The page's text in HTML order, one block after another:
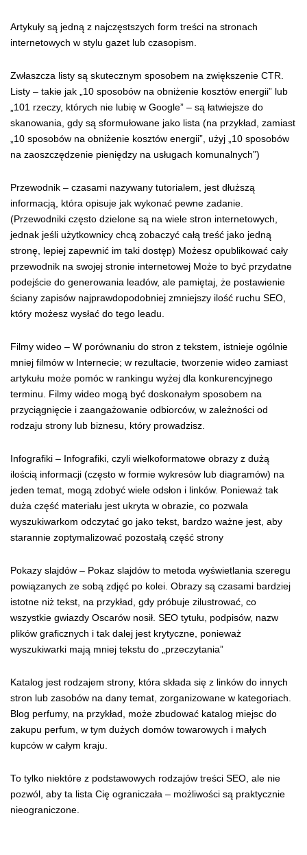
Artykuły są jedną z najczęstszych form treści na stronach
internetowych w stylu gazet lub czasopism.
Zwłaszcza listy są skutecznym sposobem na zwiększenie CTR.
Listy – takie jak „10 sposobów na obniżenie kosztów energii” lub
„101 rzeczy, których nie lubię w Google” – są łatwiejsze do
skanowania, gdy są sformułowane jako lista (na przykład, zamiast
„10 sposobów na obniżenie kosztów energii”, użyj „10 sposobów
na zaoszczędzenie pieniędzy na usługach komunalnych”)
Przewodnik – czasami nazywany tutorialem, jest dłuższą
informacją, która opisuje jak wykonać pewne zadanie.
(Przewodniki często dzielone są na wiele stron internetowych,
jednak jeśli użytkownicy chcą zobaczyć całą treść jako jedną
stronę, lepiej zapewnić im taki dostęp) Możesz opublikować cały
przewodnik na swojej stronie internetowej Może to być przydatne
podejście do generowania leadów, ale pamiętaj, że postawienie
ściany zapisów najprawdopodobniej zmniejszy ilość ruchu SEO,
który możesz wysłać do tego leadu.
Filmy wideo – W porównaniu do stron z tekstem, istnieje ogólnie
mniej filmów w Internecie; w rezultacie, tworzenie wideo zamiast
artykułu może pomóc w rankingu wyżej dla konkurencyjnego
terminu. Filmy wideo mogą być doskonałym sposobem na
przyciągnięcie i zaangażowanie odbiorców, w zależności od
rodzaju strony lub biznesu, który prowadzisz.
Infografiki – Infografiki, czyli wielkoformatowe obrazy z dużą
ilością informacji (często w formie wykresów lub diagramów) na
jeden temat, mogą zdobyć wiele odsłon i linków. Ponieważ tak
duża część materiału jest ukryta w obrazie, co pozwala
wyszukiwarkom odczytać go jako tekst, bardzo ważne jest, aby
starannie zoptymalizować pozostałą część strony
Pokazy slajdów – Pokaz slajdów to metoda wyświetlania szeregu
powiązanych ze sobą zdjęć po kolei. Obrazy są czasami bardziej
istotne niż tekst, na przykład, gdy próbuje zilustrować, co
wszystkie gwiazdy Oscarów nosił. SEO tytułu, podpisów, nazw
plików graficznych i tak dalej jest krytyczne, ponieważ
wyszukiwarki mają mniej tekstu do „przeczytania”
Katalog jest rodzajem strony, która składa się z linków do innych
stron lub zasobów na dany temat, zorganizowane w kategoriach.
Blog perfumy, na przykład, może zbudować katalog miejsc do
zakupu perfum, w tym dużych domów towarowych i małych
kupców w całym kraju.
To tylko niektóre z podstawowych rodzajów treści SEO, ale nie
pozwól, aby ta lista Cię ograniczała – możliwości są praktycznie
nieograniczone.